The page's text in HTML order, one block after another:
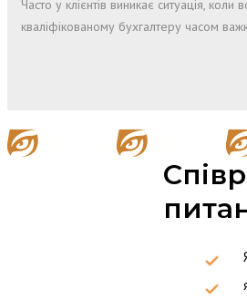
Часто у клієнтів виникає ситуація,
кваліфікованому бухгалтеру часом